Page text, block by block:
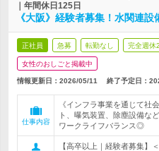
｜年間休日125日
《大阪》経験者募集！水関連
正社員 急募 転勤なし 完全週休
女性のおしごと掲載中
情報更新日：2026/05/11 終了予定日：
仕事内容
《インフラ事業を通じて社
ト、曝気装置、除塵設備な
ワークライフバランス◎
【高卒以上｜経験者募集】